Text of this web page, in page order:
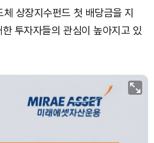
상장지수펀드 첫 배당금을 지
투자자들의 관심이 높아지고 있